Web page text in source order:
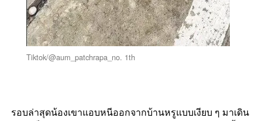
Tiktok/@aum_patchrapa_no. 1th
รอบล่าสุดน้องเขาแอบหนีออกจากบ้านหรูแบบเงียบ ๆ มาเดิน